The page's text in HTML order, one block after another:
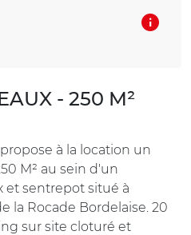
- 250 M²
à la location un
M² au sein d'un
sentrepot situé à
la Rocade Bordelaise. 20
sur site cloturé et